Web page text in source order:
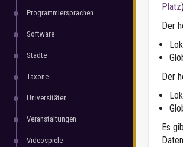
Programmiersprachen
Software
Städte
Taxone
Universitäten
Veranstaltungen
Videospiele
Platz
Der
Der
Es